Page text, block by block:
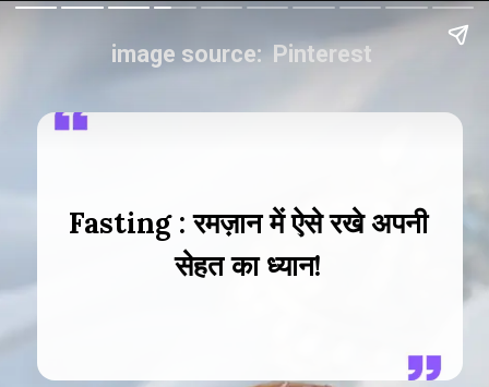
Fasting : रमज़ान में ऐसे रखे अपनी
सेहत का ध्यान!
image source: Pinterest